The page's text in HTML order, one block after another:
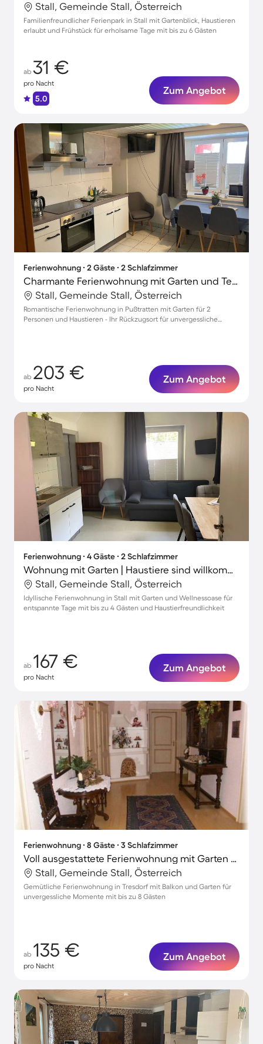
Stall, Gemeinde Stall, Österreich
Familienfreundlicher Ferienpark in Stall mit Gartenblick, Haustieren
erlaubt und Frühstück für erholsame Tage mit bis zu 6 Gästen
ab 31 €
pro Nacht
5.0
Zum Angebot
Ferienwohnung ∙ 2 Gäste ∙ 2 Schlafzimmer
Charmante Ferienwohnung mit Garten und Terrasse | Hunde erlaubt
Stall, Gemeinde Stall, Österreich
Romantische Ferienwohnung in Pußtratten mit Garten für 2
Personen und Haustieren - Ihr Rückzugsort für unvergessliche
ab 203 €
pro Nacht
Zum Angebot
Ferienwohnung ∙ 4 Gäste ∙ 2 Schlafzimmer
Wohnung mit Garten | Haustiere sind willkommen
Stall, Gemeinde Stall, Österreich
Idyllische Ferienwohnung in Stall mit Garten und Wellnessoase für
entspannte Tage mit bis zu 4 Gästen und Haustierfreundlichkeit
ab 167 €
pro Nacht
Zum Angebot
Ferienwohnung ∙ 8 Gäste ∙ 3 Schlafzimmer
Voll ausgestattete Ferienwohnung mit Garten und Terrasse
Stall, Gemeinde Stall, Österreich
Gemütliche Ferienwohnung in Tresdorf mit Balkon und Garten für
unvergessliche Momente mit bis zu 8 Gästen
ab 135 €
pro Nacht
Zum Angebot